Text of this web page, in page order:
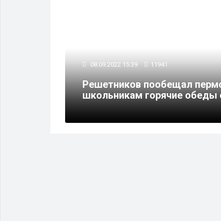
08.09.2022 15:39 11941
Решетников пообещал
школьникам горячие обеды